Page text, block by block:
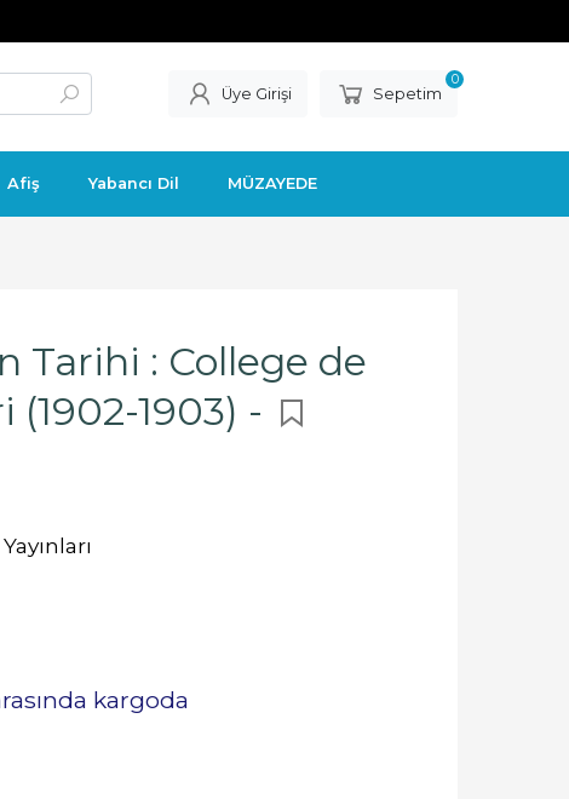
Üye Girişi Sepetim
0
Afiş Yabancı Dil MÜZAYEDE
Tarihi : College de
(1902-1903) -
kargoda